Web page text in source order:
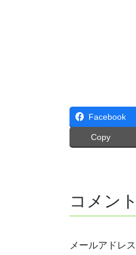
Facebook
Copy
コメン
メールアドレ